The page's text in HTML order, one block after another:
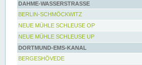
DAHME-WASSERSTRASSE
BERLIN-SCHMÖCKWITZ
NEUE MÜHLE SCHLEUSE OP
NEUE MÜHLE SCHLEUSE UP
DORTMUND-EMS-KANAL
BERGESHÖVEDE